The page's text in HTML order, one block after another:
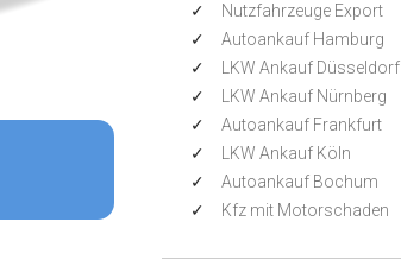
Nutzfahrzeuge Export
Autoankauf Hamburg
LKW Ankauf Düsseldorf
LKW Ankauf Nürnberg
Autoankauf Frankfurt
LKW Ankauf Köln
Autoankauf Bochum
Kfz mit Motorschaden